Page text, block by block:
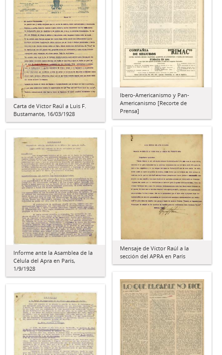
Ibero-Americanismo y Pan-
Americanismo [Recorte de
Prensa]
Carta de Víctor Raúl a Luis F.
Bustamante, 16/03/1928
Mensaje de Víctor Raúl a la
sección del APRA en París
Informe ante la Asamblea de la
Célula del Apra en París,
1/9/1928